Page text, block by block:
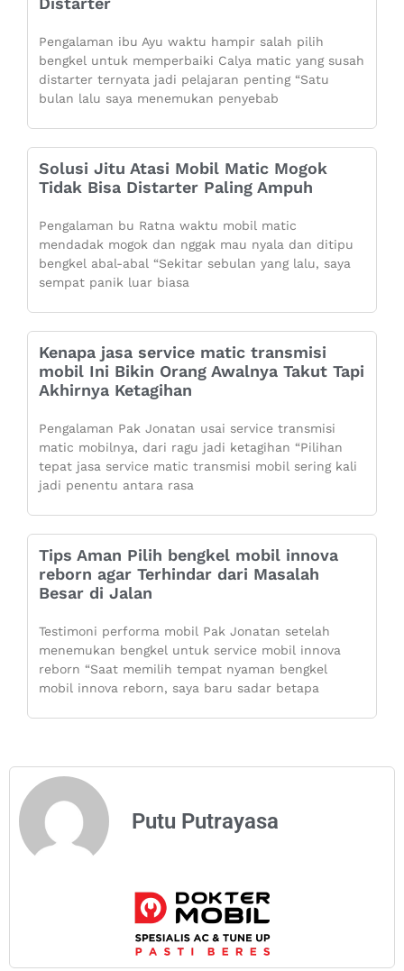
Pengalaman ibu Ayu waktu hampir salah pilih
bengkel untuk memperbaiki Calya matic yang susah
distarter ternyata jadi pelajaran penting “Satu
bulan lalu saya menemukan penyebab
Solusi Jitu Atasi Mobil Matic Mogok
Tidak Bisa Distarter Paling Ampuh
Pengalaman bu Ratna waktu mobil matic
mendadak mogok dan nggak mau nyala dan ditipu
bengkel abal-abal “Sekitar sebulan yang lalu, saya
sempat panik luar biasa
Kenapa jasa service matic transmisi
mobil Ini Bikin Orang Awalnya Takut Tapi
Akhirnya Ketagihan
Pengalaman Pak Jonatan usai service transmisi
matic mobilnya, dari ragu jadi ketagihan “Pilihan
tepat jasa service matic transmisi mobil sering kali
jadi penentu antara rasa
Tips Aman Pilih bengkel mobil innova
reborn agar Terhindar dari Masalah
Besar di Jalan
Testimoni performa mobil Pak Jonatan setelah
menemukan bengkel untuk service mobil innova
reborn “Saat memilih tempat nyaman bengkel
mobil innova reborn, saya baru sadar betapa
Putu Putrayasa